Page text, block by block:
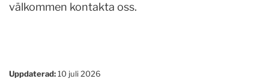
välkommen kontakta oss.
Uppdaterad:10 juli 2026